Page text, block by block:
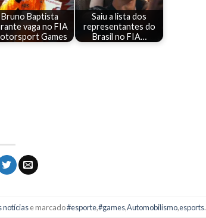
Bruno Baptista
vaga no FIA
Games
Saiu a lista dos
representantes do
Brasil no FIA…
notíciase marcado#esporte,#games,Automobilismo,esports.